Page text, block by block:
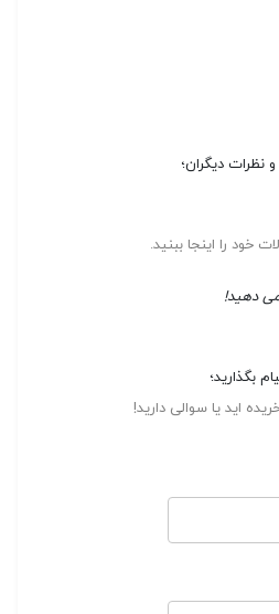
و نظرات دیگران؛
خود را اینجا ببنید.
دهید!
بگذارید؛
خریده اید یا سوالی دارید!